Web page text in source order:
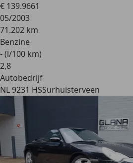
€ 139.9661
05/2003
71.202 km
Benzine
- (l/100 km)
2,8
Autobedrijf
NL 9231 HSSurhuisterveen